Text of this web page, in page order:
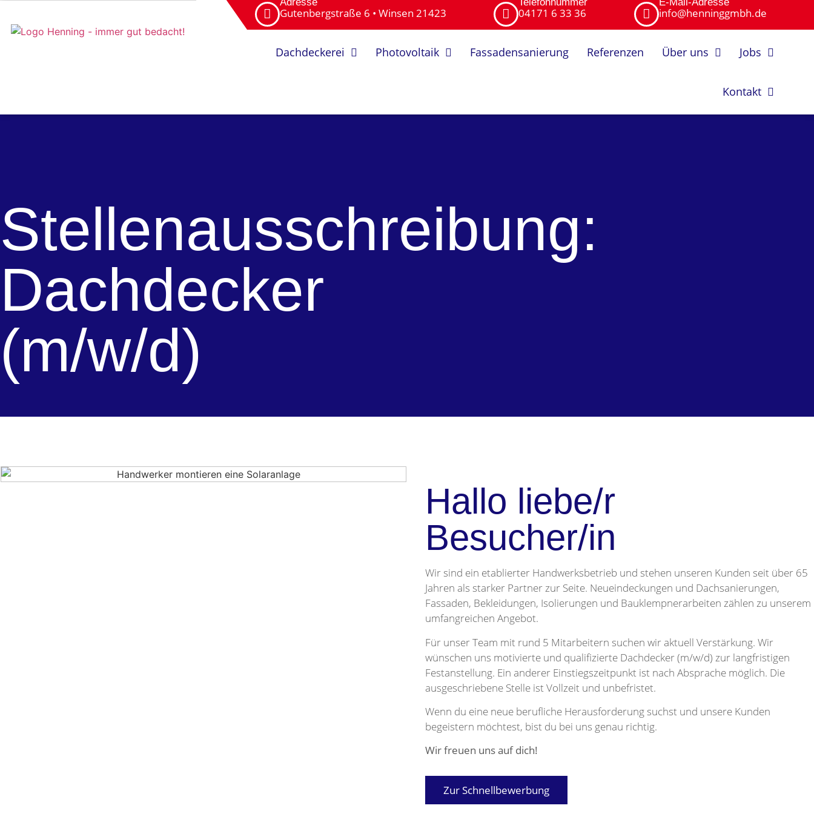
Gutenbergstraße 6 • Winsen 21423 04171 6 33 36 info@henninggmbh.de
Dachdeckerei Photovoltaik Fassadensanierung Referenzen Über uns Jobs
Kontakt
Stellenausschreibung:
Dachdecker
(m/w/d)
Hallo liebe/r
Besucher/in
Wir sind ein etablierter Handwerksbetrieb und stehen unseren Kunden seit über 65
Jahren als starker Partner zur Seite. Neueindeckungen und Dachsanierungen,
Fassaden, Bekleidungen, Isolierungen und Bauklempnerarbeiten zählen zu unserem
umfangreichen Angebot.
Für unser Team mit rund 5 Mitarbeitern suchen wir aktuell Verstärkung. Wir
wünschen uns motivierte und qualifizierte Dachdecker (m/w/d) zur langfristigen
Festanstellung. Ein anderer Einstiegszeitpunkt ist nach Absprache möglich. Die
ausgeschriebene Stelle ist Vollzeit und unbefristet.
Wenn du eine neue berufliche Herausforderung suchst und unsere Kunden
begeistern möchtest, bist du bei uns genau richtig.
Wir freuen uns auf dich!
Zur Schnellbewerbung